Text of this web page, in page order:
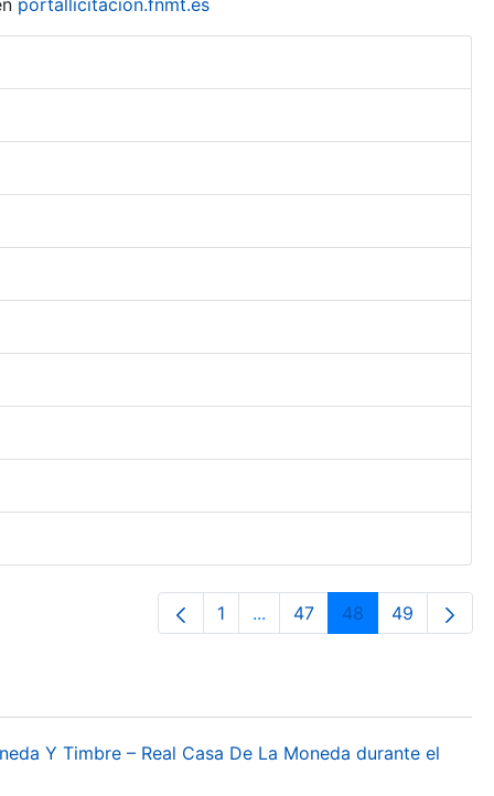
portallicitacion.fnmt.es
Página
1 ...Páginas intermedias Use
Página
47 Página
48 Página
49
Y Timbre – Real Casa De La Moneda durante el